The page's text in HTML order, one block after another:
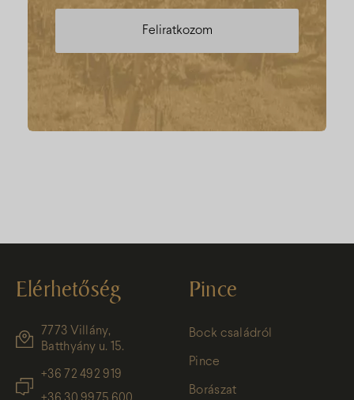
Elérhetőség
7773 Villány,
Batthyány u. 15.
+36 72 492 919
Pince
Bock családról
Pince
Borászat